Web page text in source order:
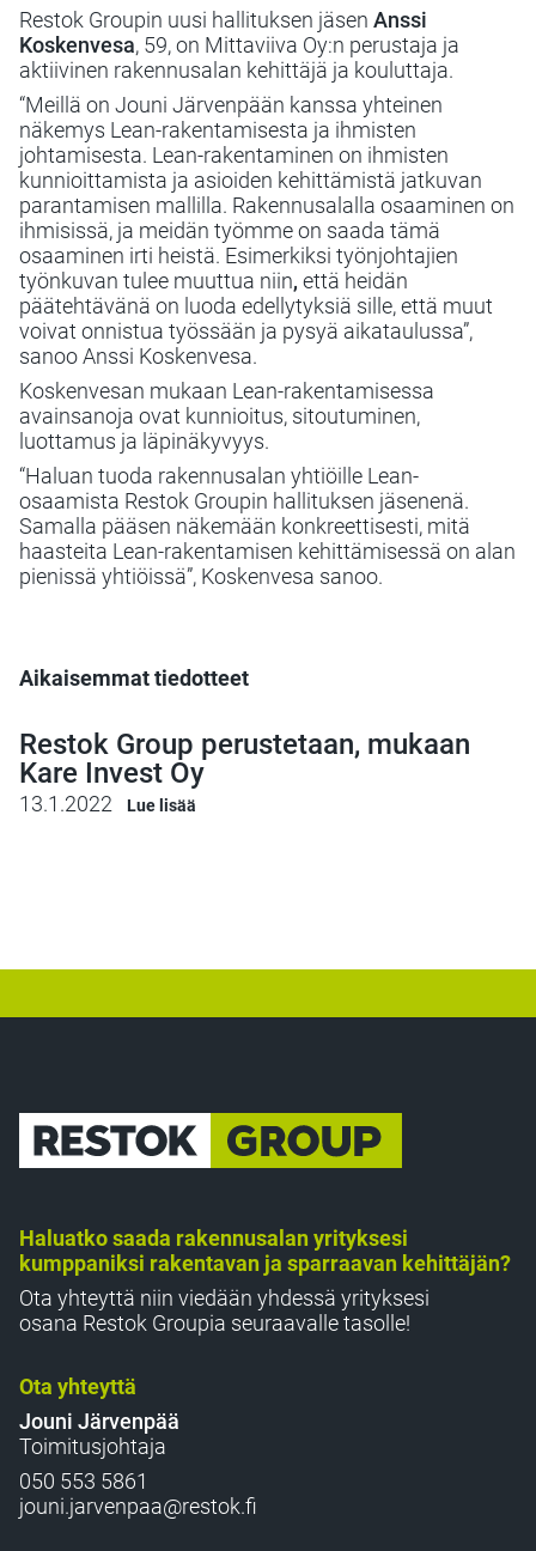
Restok Groupin uusi hallituksen jäsen Anssi
Koskenvesa, 59, on Mittaviiva Oy:n perustaja ja
aktiivinen rakennusalan kehittäjä ja kouluttaja.
“Meillä on Jouni Järvenpään kanssa yhteinen
näkemys Lean-rakentamisesta ja ihmisten
johtamisesta. Lean-rakentaminen on ihmisten
kunnioittamista ja asioiden kehittämistä jatkuvan
parantamisen mallilla. Rakennusalalla osaaminen on
ihmisissä, ja meidän työmme on saada tämä
osaaminen irti heistä. Esimerkiksi työnjohtajien
työnkuvan tulee muuttua niin, että heidän
päätehtävänä on luoda edellytyksiä sille, että muut
voivat onnistua työssään ja pysyä aikataulussa”,
sanoo Anssi Koskenvesa.
Koskenvesan mukaan Lean-rakentamisessa
avainsanoja ovat kunnioitus, sitoutuminen,
luottamus ja läpinäkyvyys.
“Haluan tuoda rakennusalan yhtiöille Lean-
osaamista Restok Groupin hallituksen jäsenenä.
Samalla pääsen näkemään konkreettisesti, mitä
haasteita Lean-rakentamisen kehittämisessä on alan
pienissä yhtiöissä”, Koskenvesa sanoo.
Aikaisemmat tiedotteet
Restok Group perustetaan, mukaan
Kare Invest Oy
13.1.2022 Lue lisää
Haluatko saada rakennusalan yrityksesi
kumppaniksi rakentavan ja sparraavan kehittäjän?
Ota yhteyttä niin viedään yhdessä yrityksesi
osana Restok Groupia seuraavalle tasolle!
Ota yhteyttä
Jouni Järvenpää
Toimitusjohtaja
050 553 5861
jouni.jarvenpaa@restok.fi